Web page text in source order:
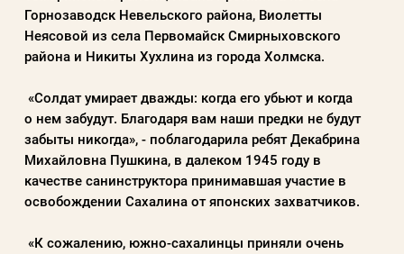
Заполняя данную форму вы соглашаетесь с
политикой конфиденциальности
сайта
ВОЙТИ
Регистрация Забыли пароль?
Горнозаводск Невельского района, Виолетты
Неясовой из села Первомайск Смирныховского
района и Никиты Хухлина из города Холмска.
«Солдат умирает дважды: когда его убьют и когда
о нем забудут. Благодаря вам наши предки не будут
забыты никогда», - поблагодарила ребят Декабрина
Михайловна Пушкина, в далеком 1945 году в
качестве санинструктора принимавшая участие в
освобождении Сахалина от японских захватчиков.
«К сожалению, южно-сахалинцы приняли очень